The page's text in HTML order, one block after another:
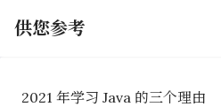
供您参考
2021 年学习 Java 的三个理由